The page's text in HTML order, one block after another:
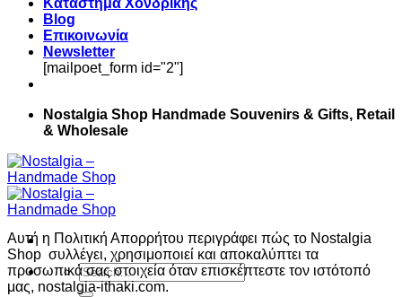
Κατάστημα Χονδρικής
Blog
Επικοινωνία
Newsletter
[mailpoet_form id="2"]
Nostalgia Shop Handmade Souvenirs & Gifts, Retail
& Wholesale
Search
for:
Αυτή η Πολιτική Απορρήτου περιγράφει πώς το Nostalgia
Shop συλλέγει, χρησιμοποιεί και αποκαλύπτει τα
προσωπικά σας στοιχεία όταν επισκέπτεστε τον ιστότοπό
μας, nostalgia-ithaki.com.